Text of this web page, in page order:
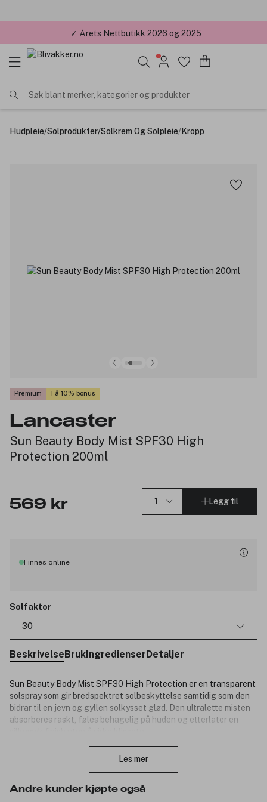
✓ Årets Nettbutikk 2026 og 2025
Søk blant merker, kategorier og produkter
Hudpleie/Solprodukter/Solkrem Og Solpleie/Kropp
Premium Få 10% bonus
Lancaster
Sun Beauty Body Mist SPF30 High
Protection 200ml
569 kr Legg til
Finnes online
Solfaktor
30
BeskrivelseBrukIngredienserDetaljer
Sun Beauty Body Mist SPF30 High Protection er en transparent
solspray som gir bredspektret solbeskyttelse samtidig som den
bidrar til en jevn og gyllen solkysset glød. Den ultralette misten
absorberes raskt, føles behagelig på huden og etterlater en
beskytte huden mot UVA-stråler, UVB-stråler, synlig lys og
infrarød stråling for en mer helhetlig beskyttelse mot
fotoaldring. Tan Activator Complex stimulerer hudens naturlige
Les mer
Andre kunder kjøpte også